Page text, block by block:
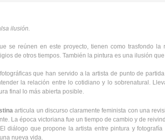
ilusión.
se reúnen en este proyecto, tienen como trasfondo
de otros tiempos. También la pintura es una ilusión
que han servido a la artista de punto de
la relación entre lo cotidiano y lo sobrenatural.
final lo más abierta posible.
articula un discurso claramente feminista con una
La época victoriana fue un tiempo de cambio y de
diálogo que propone la artista entre pintura y
nueva vida.